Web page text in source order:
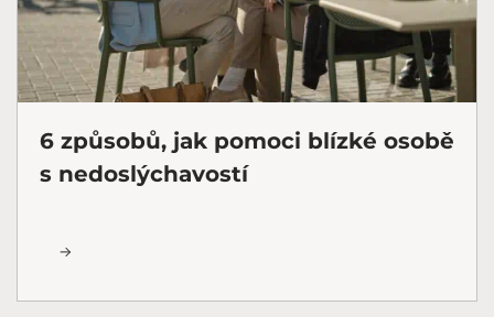
6 způsobů, jak pomoci blízké osobě
s nedoslýchavostí